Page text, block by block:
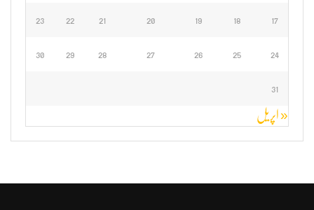
17
18
19
20
21
22
23
24
25
26
27
28
29
30
31
« اپریل